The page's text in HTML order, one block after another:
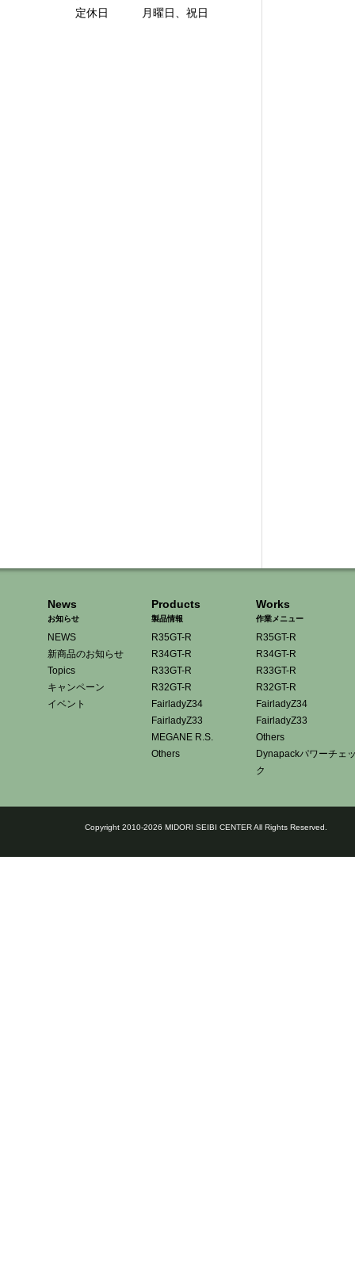
定休日 月曜日、祝日
News
お知らせ
NEWS
新商品のお知らせ
Topics
キャンペーン
イベント
Products
製品情報
R35GT-R
R34GT-R
R33GT-R
R32GT-R
FairladyZ34
FairladyZ33
MEGANE R.S.
Others
Works
作業メニュー
R35GT-R
R34GT-R
R33GT-R
R32GT-R
FairladyZ34
FairladyZ33
Others
Dynapackパワーチェ
ク
Copyright 2010-2026 MIDORI SEIBI CENTER All Rights Reserved.